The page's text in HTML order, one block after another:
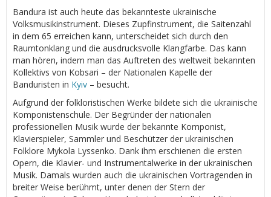
Bandura ist auch heute das bekannteste ukrainische
Volksmusikinstrument. Dieses Zupfinstrument, die Saitenzahl
in dem 65 erreichen kann, unterscheidet sich durch den
Raumtonklang und die ausdrucksvolle Klangfarbe. Das kann
man hören, indem man das Auftreten des weltweit bekannten
Kollektivs von Kobsari – der Nationalen Kapelle der
Banduristen in Kyiv – besucht.
Aufgrund der folkloristischen Werke bildete sich die ukrainische
Komponistenschule. Der Begründer der nationalen
professionellen Musik wurde der bekannte Komponist,
Klavierspieler, Sammler und Beschützer der ukrainischen
Folklore Mykola Lyssenko. Dank ihm erschienen die ersten
Opern, die Klavier- und Instrumentalwerke in der ukrainischen
Musik. Damals wurden auch die ukrainischen Vortragenden in
breiter Weise berühmt, unter denen der Stern der